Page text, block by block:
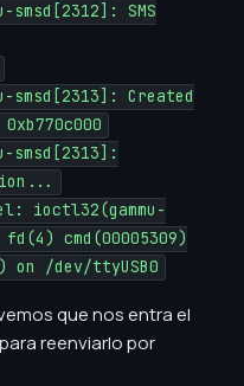
smsd[2312]: SMS
smsd[2313]: Created
smsd[2313]:
ioctl32(gammu-
fd(4) cmd(00005309)
/dev/ttyUSB0
que nos entra el
reenviarlo por